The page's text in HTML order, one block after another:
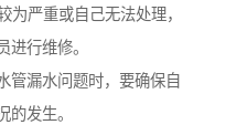
为严重或自己无法处理，
进行维修。
管漏水问题时，要确保自
的发生。